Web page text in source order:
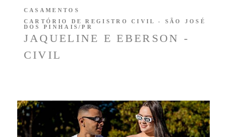
JAQUELINE E EBERSON -
CIVIL
CASAMENTOS
CARTÓRIO DE REGISTRO CIVIL - SÃO JOSÉ
DOS PINHAIS/PR